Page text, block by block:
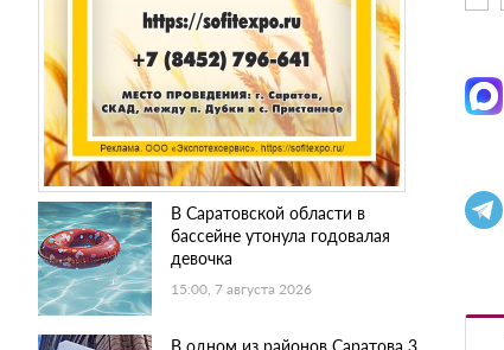
В Саратовской области в
бассейне утонула годовалая
девочка
15:00, 7 августа 2026